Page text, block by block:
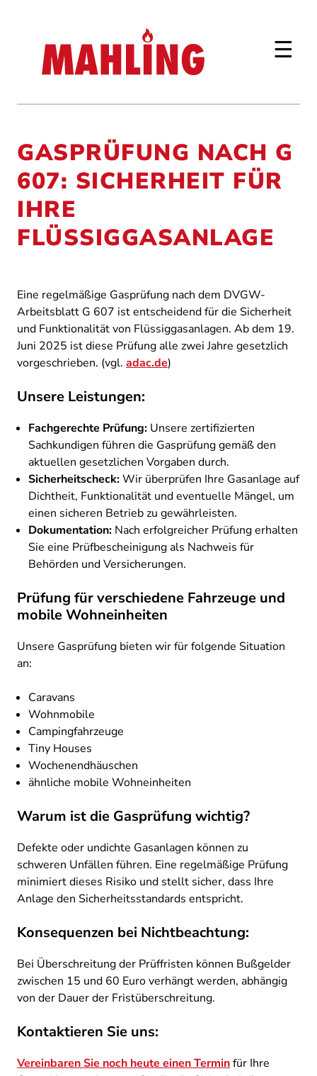
☰
GASPRÜFUNG NACH G
607: SICHERHEIT FÜR
IHRE
FLÜSSIGGASANLAGE
Eine regelmäßige Gasprüfung nach dem DVGW-
Arbeitsblatt G 607 ist entscheidend für die Sicherheit
und Funktionalität von Flüssiggasanlagen. Ab dem 19.
Juni 2025 ist diese Prüfung alle zwei Jahre gesetzlich
vorgeschrieben. ​(vgl. adac.de)
Unsere Leistungen:
Fachgerechte Prüfung: Unsere zertifizierten
Sachkundigen führen die Gasprüfung gemäß den
aktuellen gesetzlichen Vorgaben durch.​
Sicherheitscheck:Wir überprüfen Ihre Gasanlage auf
Dichtheit, Funktionalität und eventuelle Mängel, um
einen sicheren Betrieb zu gewährleisten.​
Dokumentation: Nach erfolgreicher Prüfung erhalten
Sie eine Prüfbescheinigung als Nachweis für
Behörden und Versicherungen.​
Prüfung für verschiedene Fahrzeuge und
mobile Wohneinheiten
Unsere Gasprüfung bieten wir für folgende Situation
an:
Caravans
Wohnmobile
Campingfahrzeuge
Tiny Houses
Wochenendhäuschen
ähnliche mobile Wohneinheiten​
Warum ist die Gasprüfung wichtig?
Defekte oder undichte Gasanlagen können zu
schweren Unfällen führen. Eine regelmäßige Prüfung
minimiert dieses Risiko und stellt sicher, dass Ihre
Anlage den Sicherheitsstandards entspricht.​
Konsequenzen bei Nichtbeachtung:
Bei Überschreitung der Prüffristen können Bußgelder
zwischen 15 und 60 Euro verhängt werden, abhängig
von der Dauer der Fristüberschreitung. ​
Kontaktieren Sie uns:
Vereinbaren Sie noch heute einen Terminfür Ihre